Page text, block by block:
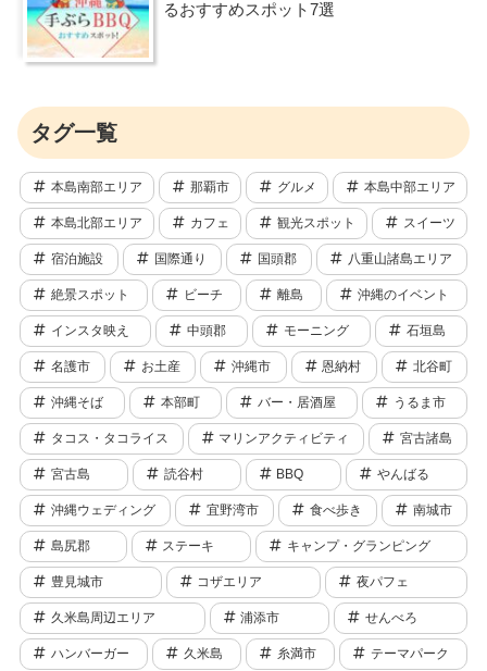
るおすすめスポット7選
タグ一覧
本島南部エリア 那覇市 グルメ 本島中部エリア
本島北部エリア カフェ 観光スポット スイーツ
宿泊施設 国際通り 国頭郡 八重山諸島エリア
絶景スポット ビーチ 離島 沖縄のイベント
インスタ映え 中頭郡 モーニング 石垣島
名護市 お土産 沖縄市 恩納村 北谷町
沖縄そば 本部町 バー・居酒屋 うるま市
タコス・タコライス マリンアクティビティ 宮古諸島
宮古島 読谷村 BBQ やんばる
沖縄ウェディング 宜野湾市 食べ歩き 南城市
島尻郡 ステーキ キャンプ・グランピング
豊見城市 コザエリア 夜パフェ
久米島周辺エリア 浦添市 せんべろ
ハンバーガー 久米島 糸満市 テーマパーク